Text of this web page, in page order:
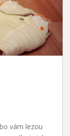
vám lezou